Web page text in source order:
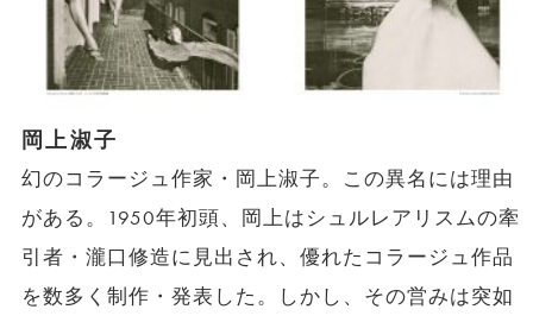
岡上淑子
幻のコラージュ作家・岡上淑子。この異名には理由
がある。1950年初頭、岡上はシュルレアリスムの牽
引者・瀧口修造に見出され、優れたコラージュ作品
を数多く制作・発表した。しかし、その営みは突如